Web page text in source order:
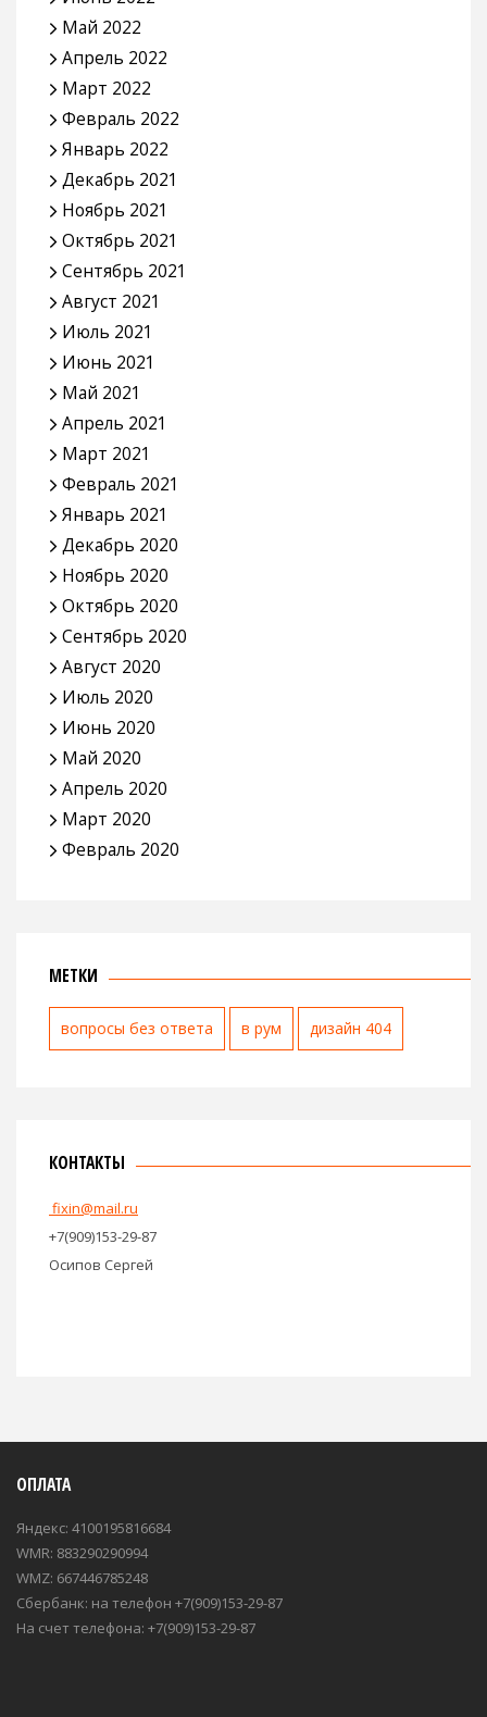
Май 2022
Апрель 2022
Март 2022
Февраль 2022
Январь 2022
Декабрь 2021
Ноябрь 2021
Октябрь 2021
Сентябрь 2021
Август 2021
Июль 2021
Июнь 2021
Май 2021
Апрель 2021
Март 2021
Февраль 2021
Январь 2021
Декабрь 2020
Ноябрь 2020
Октябрь 2020
Сентябрь 2020
Август 2020
Июль 2020
Июнь 2020
Май 2020
Апрель 2020
Март 2020
Февраль 2020
МЕТКИ
вопросы без ответа в рум дизайн 404
КОНТАКТЫ
fixin@mail.ru
+7(909)153-29-87
Осипов Сергей
ОПЛАТА
Яндекс: 4100195816684
WMR: 883290290994
WMZ: 667446785248
Сбербанк: на телефон +7(909)153-29-87
На счет телефона: +7(909)153-29-87